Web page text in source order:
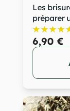
Les
préparer
6,90 €